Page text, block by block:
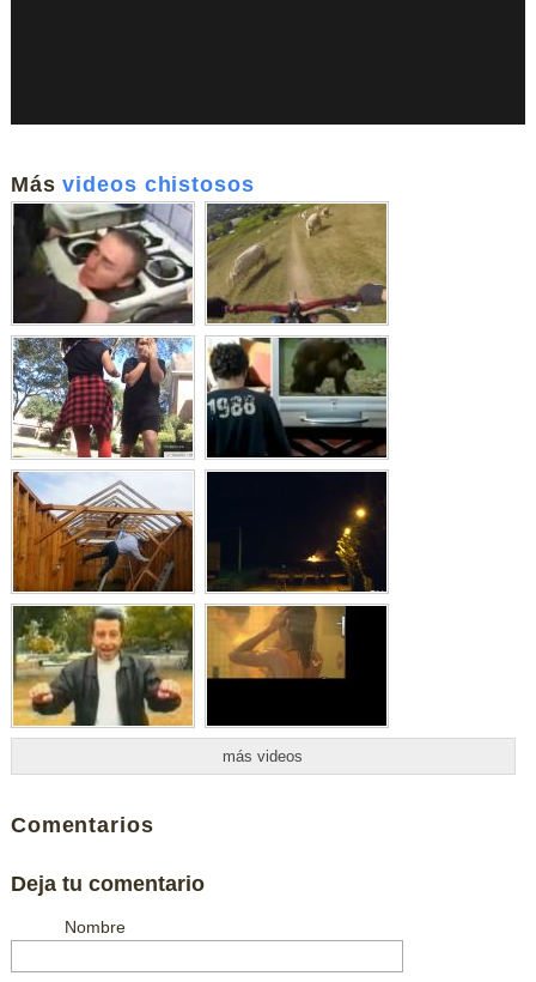
Másvideos chistosos
más videos
Comentarios
Deja tu comentario
Nombre